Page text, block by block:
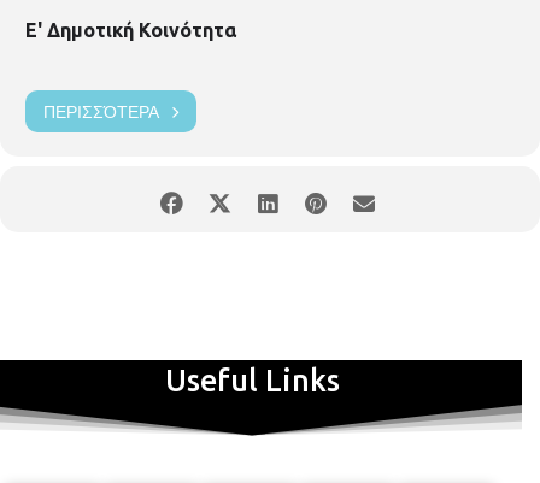
Ε' Δημοτική Κοινότητα
ΠΕΡΙΣΣΌΤΕΡΑ
Useful Links